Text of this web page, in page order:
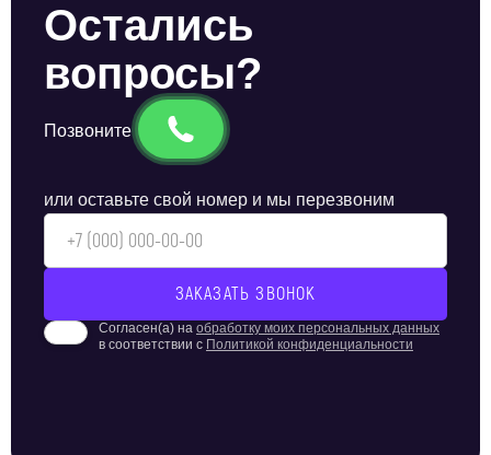
Остались
вопросы?
Позвоните
или оставьте свой номер и мы перезвоним
Согласен(а) на обработку моих персональных данных
в соответствии с Политикой конфиденциальности